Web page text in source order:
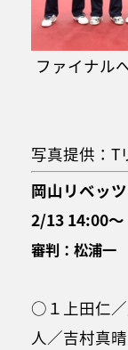
ファイナル
写真提供：T
岡山リベッ
2/13 14:00
審判：松浦
○１上田仁
人／吉村真晴